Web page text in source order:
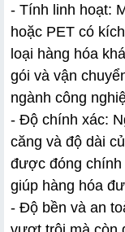
- Tính linh hoạt:
hoặc PET có
loại hàng hóa
gói và vận
ngành công
- Độ chính xác:
căng và độ dài
được đóng chính
giúp hàng hóa
- Độ bền và an